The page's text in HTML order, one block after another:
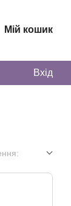
Мій кошик
Вхід